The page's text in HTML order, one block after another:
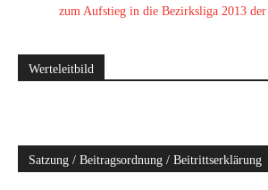
zum Aufstieg in die Bezirksliga 2013
Werteleitbild
Satzung / Beitragsordnung / Beitrittserklärung